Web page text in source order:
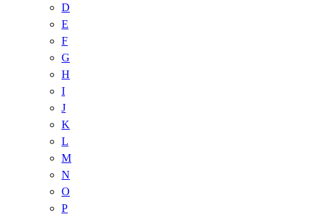
D
E
F
G
H
I
J
K
L
M
N
O
P